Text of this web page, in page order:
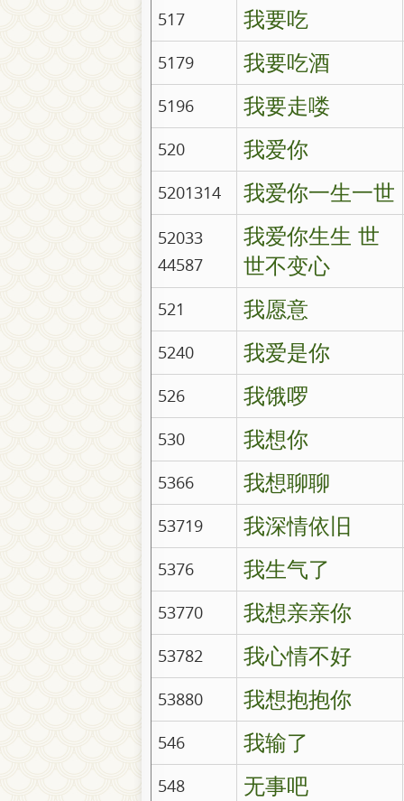
517 我要吃
5179 我要吃酒
5196 我要走喽
520 我爱你
5201314 我爱你一生一世
52033
44587
我爱你生生 世
世不变心
521 我愿意
5240 我爱是你
526 我饿啰
530 我想你
5366 我想聊聊
53719 我深情依旧
5376 我生气了
53770 我想亲亲你
53782 我心情不好
53880 我想抱抱你
546 我输了
548 无事吧